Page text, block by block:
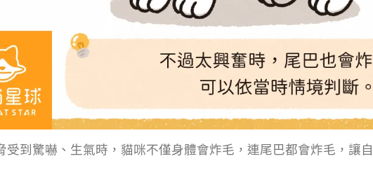
受到驚嚇、生氣時，貓咪不僅身體會炸毛，連尾巴都會炸毛，讓